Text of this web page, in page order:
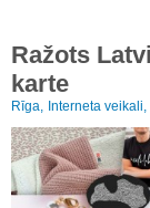
Ražots
karte
Rīga, Interneta veikali,